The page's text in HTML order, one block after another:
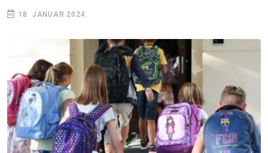
18. JANUAR 2024.